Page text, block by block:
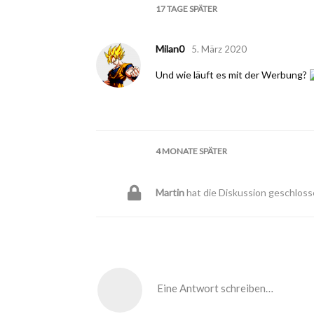
17 TAGESPÄTER
Milan0 5. März 2020
Und wie läuft es mit der Werbung?
4 MONATESPÄTER
Martinhat die Diskussion
Eine Antwort schreiben…